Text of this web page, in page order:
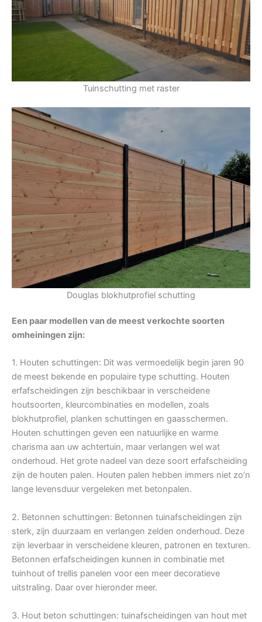
Tuinschutting met raster
Douglas blokhutprofiel schutting
Een paar modellen van de meest verkochte soorten
omheiningen zijn:
1. Houten schuttingen: Dit was vermoedelijk begin jaren 90
de meest bekende en populaire type schutting. Houten
erfafscheidingen zijn beschikbaar in verscheidene
houtsoorten, kleurcombinaties en modellen, zoals
blokhutprofiel, planken schuttingen en gaasschermen.
Houten schuttingen geven een natuurlijke en warme
charisma aan uw achtertuin, maar verlangen wel wat
onderhoud. Het grote nadeel van deze soort erfafscheiding
zijn de houten palen. Houten palen hebben immers niet zo’n
lange levensduur vergeleken met betonpalen.
2. Betonnen schuttingen: Betonnen tuinafscheidingen zijn
sterk, zijn duurzaam en verlangen zelden onderhoud. Deze
zijn leverbaar in verscheidene kleuren, patronen en texturen.
Betonnen erfafscheidingen kunnen in combinatie met
tuinhout of trellis panelen voor een meer decoratieve
uitstraling. Daar over hieronder meer.
3. Hout beton schuttingen: tuinafscheidingen van hout met